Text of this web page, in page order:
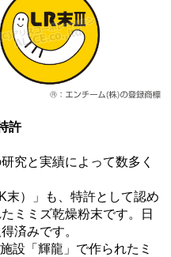
許
究と実績によって数多く
末）」も、特許として認め
ミミズ乾燥粉末です。日
済みです。
設「輝龍」で作られたミ